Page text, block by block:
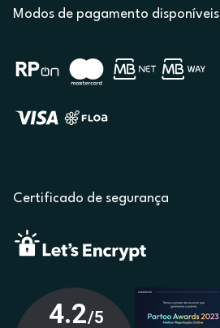
Modos de pagamento disponíveis
Certificado de segurança